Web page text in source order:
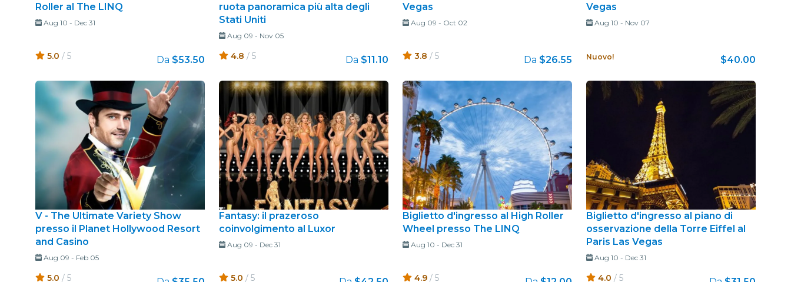
Roller al The LINQ
Aug 10 - Dec 31
5.0 / 5 Da $53.50
ruota panoramica più alta degli
Stati Uniti
Aug 09 - Nov 05
4.8 / 5 Da $11.10
Vegas
Aug 09 - Oct 02
3.8 / 5 Da $26.55
Vegas
Aug 10 - Nov 07
Nuovo! $40.00
V - The Ultimate Variety Show
presso il Planet Hollywood Resort
and Casino
Aug 09 - Feb 05
5.0 / 5
Fantasy: il prazeroso
coinvolgimento al Luxor
Aug 09 - Dec 31
5.0 / 5
Biglietto d'ingresso al High Roller
Wheel presso The LINQ
Aug 10 - Dec 31
4.9 / 5
Biglietto d'ingresso al piano di
osservazione della Torre Eiffel al
Paris Las Vegas
Aug 10 - Dec 31
4.0 / 5